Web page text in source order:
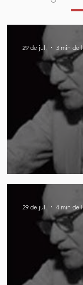
O Padre e
29 de jul. 3 min de
29 de jul. 4 min de